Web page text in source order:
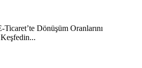
Dönüşüm Oranlarını
Keşfedin...